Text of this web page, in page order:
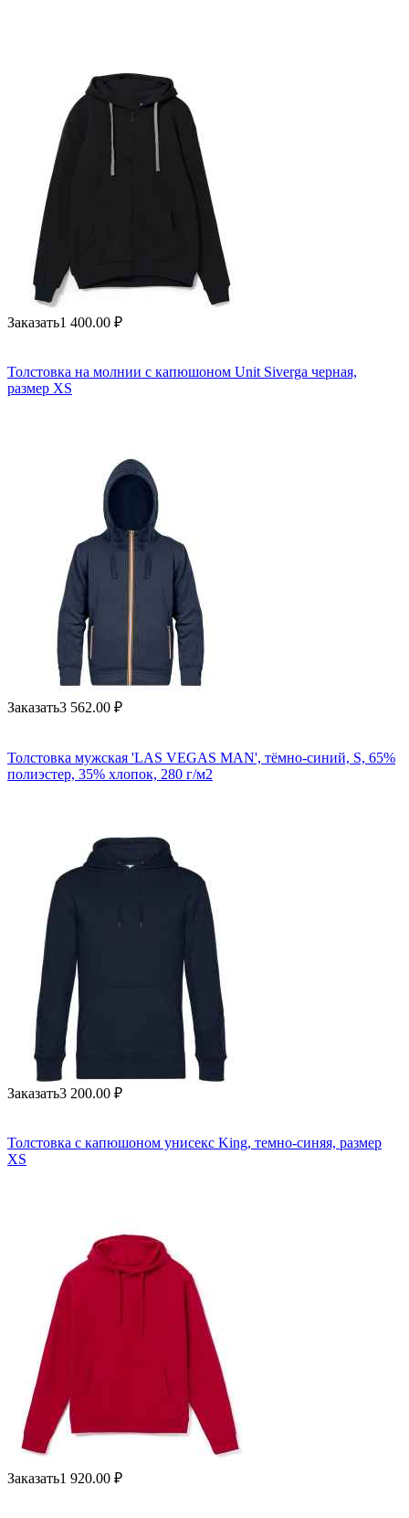
Заказать1 400.00 ₽
Толстовка на молнии с капюшоном Unit Siverga черная,
размер XS
Заказать3 562.00 ₽
Толстовка мужская 'LAS VEGAS MAN', тёмно-синий, S, 65%
полиэстер, 35% хлопок, 280 г/м2
Заказать3 200.00 ₽
Толстовка с капюшоном унисекс King, темно-синяя, размер
XS
Заказать1 920.00 ₽